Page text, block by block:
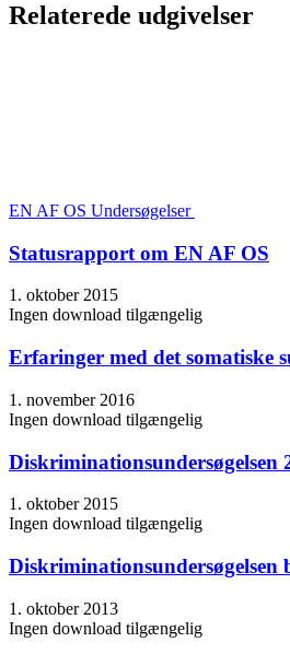
Relaterede udgivelser
EN AF OS Undersøgelser
Statusrapport om EN AF OS
1. oktober 2015
Ingen download tilgængelig
Erfaringer med det somatiske
1. november 2016
Ingen download tilgængelig
Diskriminationsundersøgelsen
1. oktober 2015
Ingen download tilgængelig
Diskriminationsundersøgelsen
1. oktober 2013
Ingen download tilgængelig